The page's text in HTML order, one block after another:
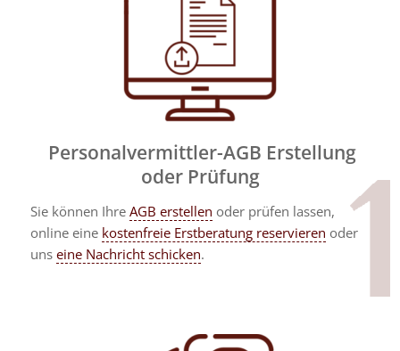
Personalvermittler-AGB Erstellung
oder Prüfung
Sie können Ihre AGB erstellen oder prüfen lassen,
online eine kostenfreie Erstberatung reservieren oder
uns eine Nachricht schicken.